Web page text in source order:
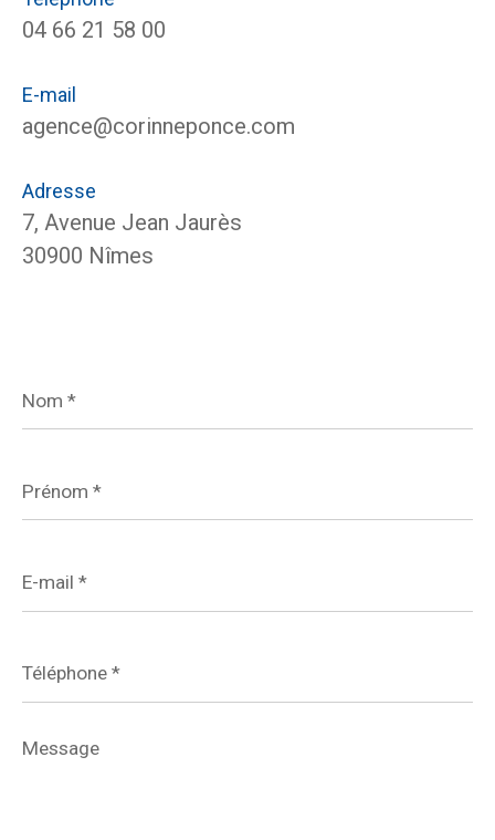
04 66 21 58 00
E-mail
agence@corinneponce.com
Adresse
7, Avenue Jean Jaurès
30900 Nîmes
*
*
mail
*
*
Message
*